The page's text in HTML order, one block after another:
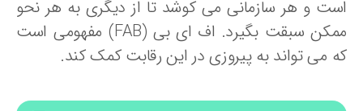
و هر سازمانی می کوشد تا از دیگری به هر نحو
ممکن سبقت بگیرد. اف ای بی (FAB) مفهومی است
می تواند به پیروزی در این رقابت کمک کند.